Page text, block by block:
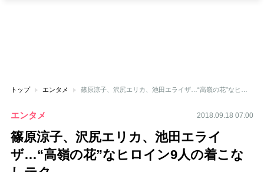
トップ エンタメ
エンタメ 2018.09.18 07:00
篠原涼子、沢尻エリカ、池田エライ
ザ…“高嶺の花”なヒロイン9人の着こな